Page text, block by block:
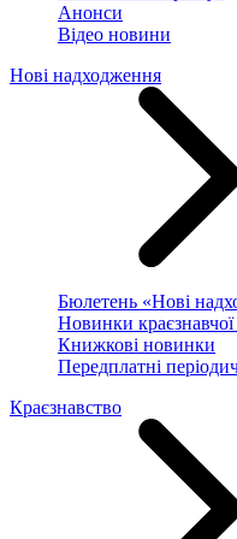
Анонси
Відео новини
Нові надходження
Бюлетень «Нові
Новинки краєзнавчої
Книжкові новинки
Передплатні
Краєзнавство